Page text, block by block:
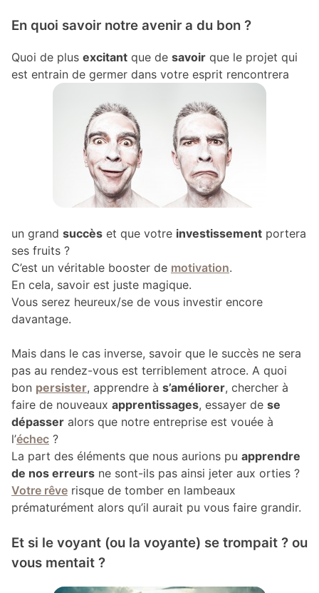
En quoi savoir notre avenir a du bon ?
Quoi de plus excitant que de savoir que le projet qui
est entrain de germer dans votre esprit rencontrera
un grand succès et que votre investissement portera
ses fruits ?
C’est un véritable booster de motivation.
En cela, savoir est juste magique.
Vous serez heureux/se de vous investir encore
davantage.
Mais dans le cas inverse, savoir que le succès ne sera
pas au rendez-vous est terriblement atroce. A quoi
bon persister, apprendre à s’améliorer, chercher à
faire de nouveaux apprentissages, essayer de se
dépasser alors que notre entreprise est vouée à
l’échec ?
La part des éléments que nous aurions pu apprendre
de nos erreurs ne sont-ils pas ainsi jeter aux orties ?
Votre rêve risque de tomber en lambeaux
prématurément alors qu’il aurait pu vous faire grandir.
Et si le voyant (ou la voyante) se trompait ? ou
vous mentait ?